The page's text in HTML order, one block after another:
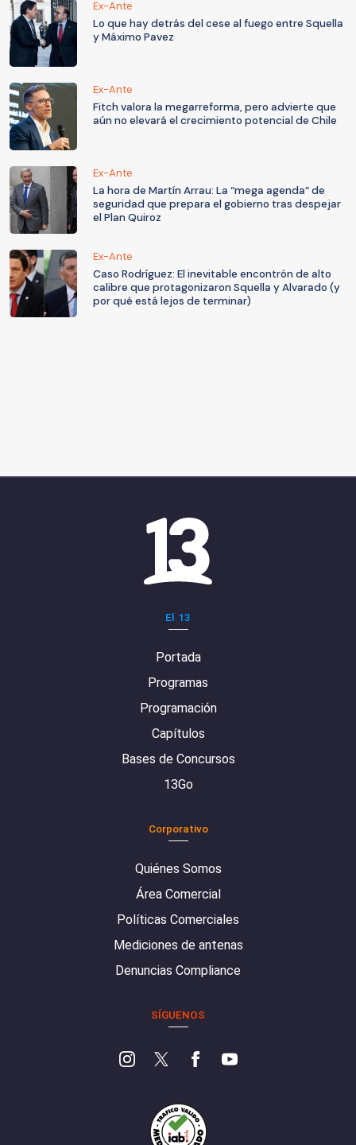
Ex-Ante
Lo que hay detrás del cese al fuego entre Squella
y Máximo Pavez
Ex-Ante
Fitch valora la megarreforma, pero advierte que
aún no elevará el crecimiento potencial de Chile
Ex-Ante
La hora de Martín Arrau: La “mega agenda” de
seguridad que prepara el gobierno tras despejar
el Plan Quiroz
Ex-Ante
Caso Rodríguez: El inevitable encontrón de alto
calibre que protagonizaron Squella y Alvarado (y
por qué está lejos de terminar)
El 13
Portada
Programas
Programación
Capítulos
Bases de Concursos
13Go
Corporativo
Quiénes Somos
Área Comercial
Políticas Comerciales
Mediciones de antenas
Denuncias Compliance
SÍGUENOS